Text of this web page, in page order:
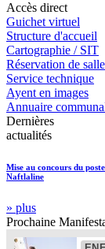
Accès direct
Guichet virtuel
Structure d'accueil
Cartographie / SIT
Réservation de
Service technique
Ayent en images
Annuaire
Dernières
actualités
Mise au concours du
Naftlaline
» plus
Prochaine